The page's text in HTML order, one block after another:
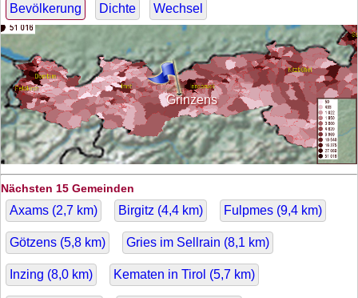
Bevölkerung Dichte Wechsel
Grinzens
Nächsten 15 Gemeinden
Axams (2,7 km) Birgitz (4,4 km) Fulpmes (9,4 km)
Götzens (5,8 km) Gries im Sellrain (8,1 km)
Inzing (8,0 km) Kematen in Tirol (5,7 km)